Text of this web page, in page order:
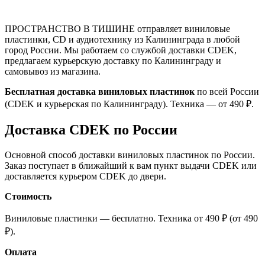
ПРОСТРАНСТВО В ТИШИНЕ отправляет виниловые
пластинки, CD и аудиотехнику из Калининграда в любой
город России. Мы работаем со службой доставки CDEK,
предлагаем курьерскую доставку по Калининграду и
самовывоз из магазина.
Бесплатная доставка виниловых пластинок по всей России
(CDEK и курьерская по Калининграду). Техника — от 490 ₽.
Доставка CDEK по России
Основной способ доставки виниловых пластинок по России.
Заказ поступает в ближайший к вам пункт выдачи CDEK или
доставляется курьером CDEK до двери.
Стоимость
Виниловые пластинки — бесплатно. Техника от 490 ₽ (от 490
₽).
Оплата